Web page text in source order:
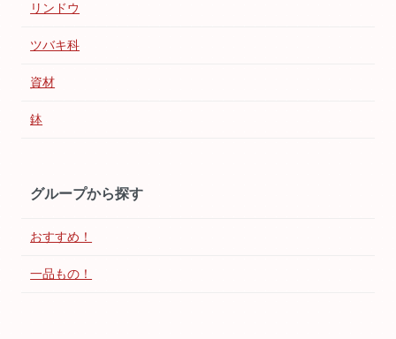
リンドウ
ツバキ科
資材
鉢
グループから探す
おすすめ！
一品もの！